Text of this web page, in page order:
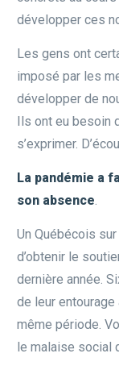
développer ces
Les gens ont
imposé par les
développer de
Ils ont eu besoin
s’exprimer.
La pandémie a
son absence
Un Québécois
d’obtenir le
dernière année.
de leur
même période.
le malaise social